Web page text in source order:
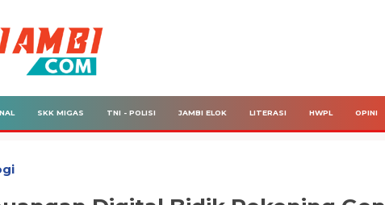
SKK MIGAS TNI - POLISI JAMBI ELOK LITERASI HWPL OPINI